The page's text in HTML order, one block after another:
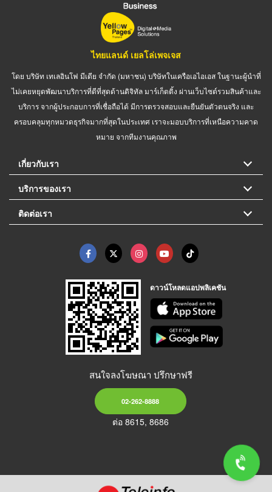
ไทยแลนด์ เยลโล่เพจเจส
โดย บริษัท เทเลอินโฟ มีเดีย จำกัด (มหาชน) บริษัทในเครือเอไอเอส ในฐานะผู้นำที่
ไม่เคยหยุดพัฒนาบริการที่ดีที่สุดด้านดิจิทัล มาร์เก็ตติ้ง ผ่านเว็บไซต์รวมสินค้าและ
บริการ จากผู้ประกอบการที่เชื่อถือได้ มีการตรวจสอบและยืนยันตัวตนจริง และ
ครอบคลุมทุกหมวดธุรกิจมากที่สุดในประเทศ เราจะมอบบริการที่เหนือความคาด
หมาย จากทีมงานคุณภาพ
เกี่ยวกับเรา
บริการของเรา
ติดต่อเรา
ดาวน์โหลดแอปพลิเคชัน
สนใจลงโฆษณา ปรึกษาฟรี
02-262-8888
ต่อ 8615, 8686